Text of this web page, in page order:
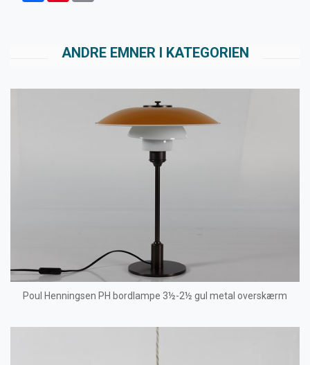
ANDRE EMNER I KATEGORIEN
Poul Henningsen PH bordlampe 3½-2½ gul metal overskærm